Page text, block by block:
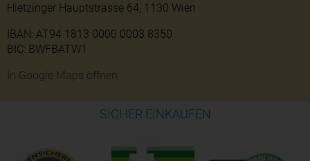
Hietzinger Hauptstrasse 64, 1130 Wien
IBAN: AT94 1813 0000 0003 8350
BIC: BWFBATW1
In Google Maps öffnen
SICHER EINKAUFEN